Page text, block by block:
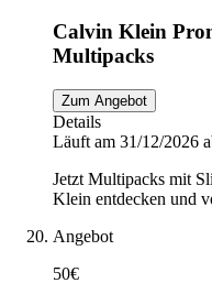
Calvin Klein
Multipacks
Zum Angebot
Details
Läuft am 31/12/2026
Jetzt Multipacks mit
Klein entdecken und
Angebot
50€